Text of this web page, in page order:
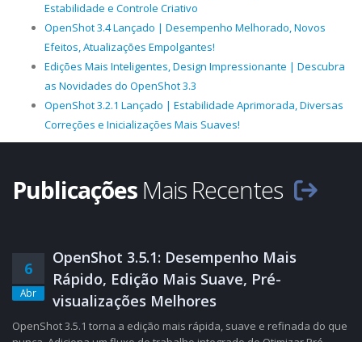
Estabilidade e Controle Criativo
OpenShot 3.4 Lançado | Desempenho Melhorado, Novos
Efeitos, Atualizações Empolgantes!
Edições Mais Inteligentes, Design Impressionante | Descubra
as Novidades do OpenShot 3.3
OpenShot 3.2.1 Lançado | Estabilidade Aprimorada, Diversas
Correções e Inicializações Mais Suaves!
Publicações Mais Recentes
6
Abr
OpenShot 3.5.1: Desempenho Mais
Rápido, Edição Mais Suave, Pré-
visualizações Melhores
OpenShot 3.5.1 torna a edição mais rápida, suave e refinada do que